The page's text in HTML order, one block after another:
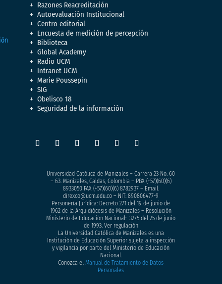
Razones Reacreditación
Autoevaluación Institucional
Centro editorial
Encuesta de medición de percepción
Biblioteca
Global Academy
Radio UCM
Intranet UCM
Marie Poussepin
SIG
Obelisco 18
Seguridad de la información
Universidad Católica de Manizales – Carrera 23 No. 60
– 63. Manizales, Caldas, Colombia – PBX (+57)(60)(6)
8933050FAX (+57)(60)(6) 8782937 – Email.
direxco@ucm.edu.co – NIT: 890806477-9
Personería Jurídica: Decreto 271 del 19 de junio de
1962 de la Arquidiócesis de Manizales – Resolución
Ministerio de Educación Nacional: 3275 del 25 de junio
de 1993. Ver regulación
La Universidad Católica de Manizales es una
Institución de Educación Superior sujeta a inspección
y vigilancia por parte del Ministerio de Educación
Nacional.
Conozca elManual de Tratamiento de Datos
Personales